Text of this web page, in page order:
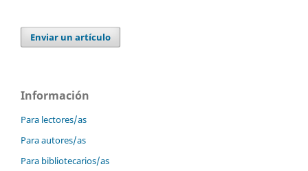
Enviar un artículo
Información
Para lectores/as
Para autores/as
Para bibliotecarios/as